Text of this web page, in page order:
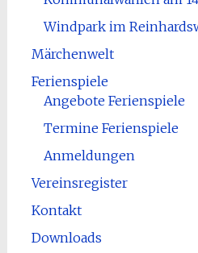
Windpark im
Märchenwelt
Ferienspiele
Angebote Ferienspiele
Termine Ferienspiele
Anmeldungen
Vereinsregister
Kontakt
Downloads